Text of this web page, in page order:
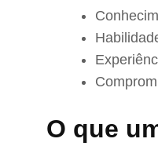
O que